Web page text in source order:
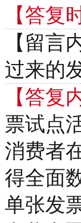
【答复
【留言
过来的
【答复
票试点
消费者
得全面
单张发